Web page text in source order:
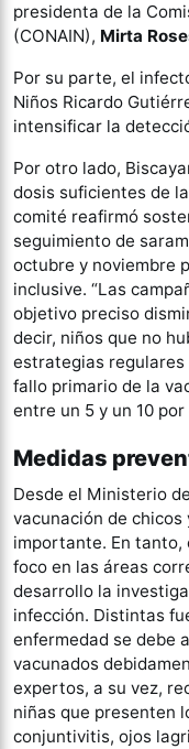
presidenta de la
(CONAIN), Mirta
Por su parte, el
Niños Ricardo
intensificar la
Por otro lado,
dosis suficientes de
comité reafirmó
seguimiento de
octubre y noviembre
inclusive. “Las
objetivo preciso
decir, niños que no
estrategias regulares
fallo primario de la
entre un 5 y un 10
Medidas
Desde el Ministerio
vacunación de
importante. En tanto,
foco en las áreas
desarrollo la
infección. Distintas
enfermedad se debe
vacunados
expertos, a su vez,
niñas que presenten
conjuntivitis, ojos